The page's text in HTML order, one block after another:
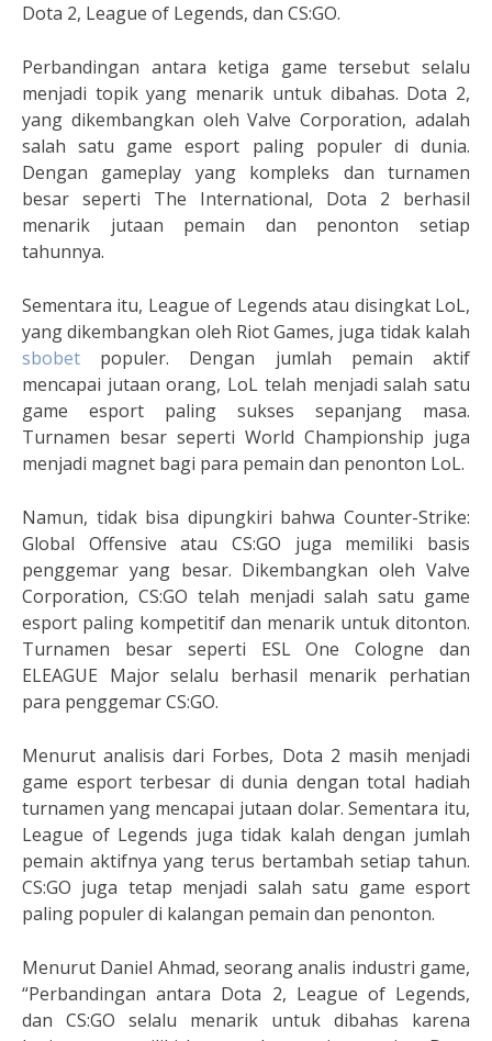
Dota 2, League of Legends, dan CS:GO.
Perbandingan antara ketiga game tersebut selalu
menjadi topik yang menarik untuk dibahas. Dota 2,
yang dikembangkan oleh Valve Corporation, adalah
salah satu game esport paling populer di dunia.
Dengan gameplay yang kompleks dan turnamen
besar seperti The International, Dota 2 berhasil
menarik jutaan pemain dan penonton setiap
tahunnya.
Sementara itu, League of Legends atau disingkat LoL,
yang dikembangkan oleh Riot Games, juga tidak kalah
sbobet populer. Dengan jumlah pemain aktif
mencapai jutaan orang, LoL telah menjadi salah satu
game esport paling sukses sepanjang masa.
Turnamen besar seperti World Championship juga
menjadi magnet bagi para pemain dan penonton LoL.
Namun, tidak bisa dipungkiri bahwa Counter-Strike:
Global Offensive atau CS:GO juga memiliki basis
penggemar yang besar. Dikembangkan oleh Valve
Corporation, CS:GO telah menjadi salah satu game
esport paling kompetitif dan menarik untuk ditonton.
Turnamen besar seperti ESL One Cologne dan
ELEAGUE Major selalu berhasil menarik perhatian
para penggemar CS:GO.
Menurut analisis dari Forbes, Dota 2 masih menjadi
game esport terbesar di dunia dengan total hadiah
turnamen yang mencapai jutaan dolar. Sementara itu,
League of Legends juga tidak kalah dengan jumlah
pemain aktifnya yang terus bertambah setiap tahun.
CS:GO juga tetap menjadi salah satu game esport
paling populer di kalangan pemain dan penonton.
Menurut Daniel Ahmad, seorang analis industri game,
“Perbandingan antara Dota 2, League of Legends,
dan CS:GO selalu menarik untuk dibahas karena